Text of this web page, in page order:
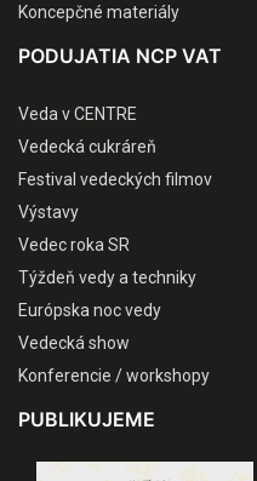
Koncepčné materiály
PODUJATIA NCP VAT
Veda v CENTRE
Vedecká cukráreň
Festival vedeckých filmov
Výstavy
Vedec roka SR
Týždeň vedy a techniky
Európska noc vedy
Vedecká show
Konferencie / workshopy
PUBLIKUJEME